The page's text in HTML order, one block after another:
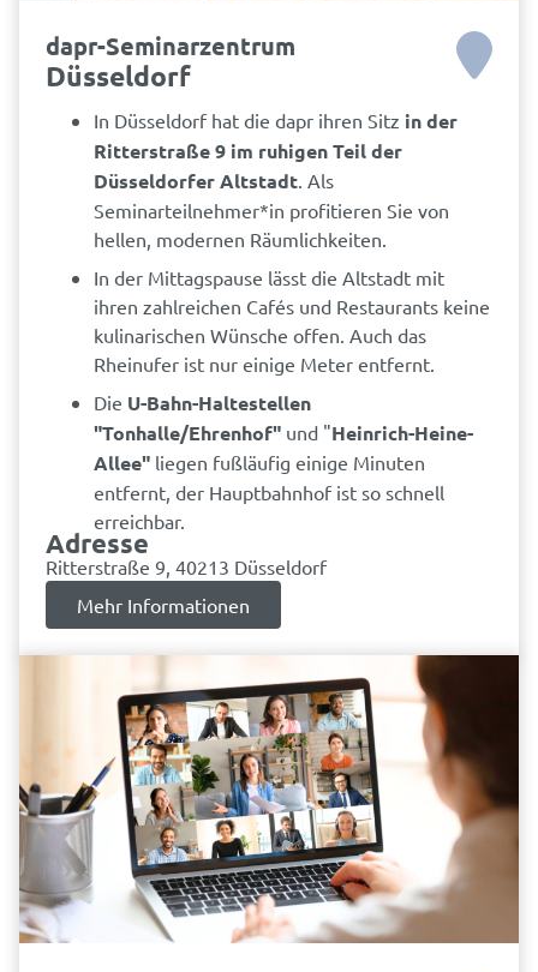
dapr-Seminarzentrum
Düsseldorf
In Düsseldorf hat die dapr ihren Sitz in der
Ritterstraße 9 im ruhigen Teil der
Düsseldorfer Altstadt. Als
Seminarteilnehmer*in profitieren Sie von
hellen, modernen Räumlichkeiten.
In der Mittagspause lässt die Altstadt mit
ihren zahlreichen Cafés und Restaurants keine
kulinarischen Wünsche offen. Auch das
Rheinufer ist nur einige Meter entfernt.
Die U-Bahn-Haltestellen
"Tonhalle/Ehrenhof"und "Heinrich-Heine-
Allee"liegen fußläufig einige Minuten
entfernt, der Hauptbahnhof ist so schnell
erreichbar.
Adresse
Ritterstraße 9, 40213 Düsseldorf
Mehr Informationen